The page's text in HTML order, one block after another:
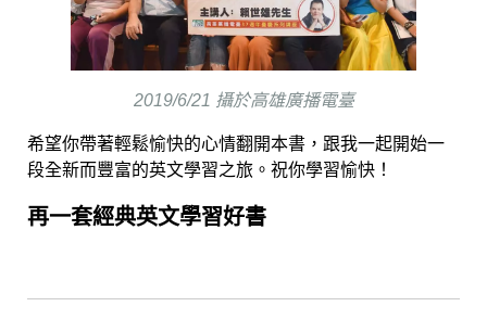
2019/6/21 攝於高雄廣播電臺
希望你帶著輕鬆愉快的心情翻開本書，跟我一起開始一
段全新而豐富的英文學習之旅。祝你學習愉快！
再一套經典英文學習好書